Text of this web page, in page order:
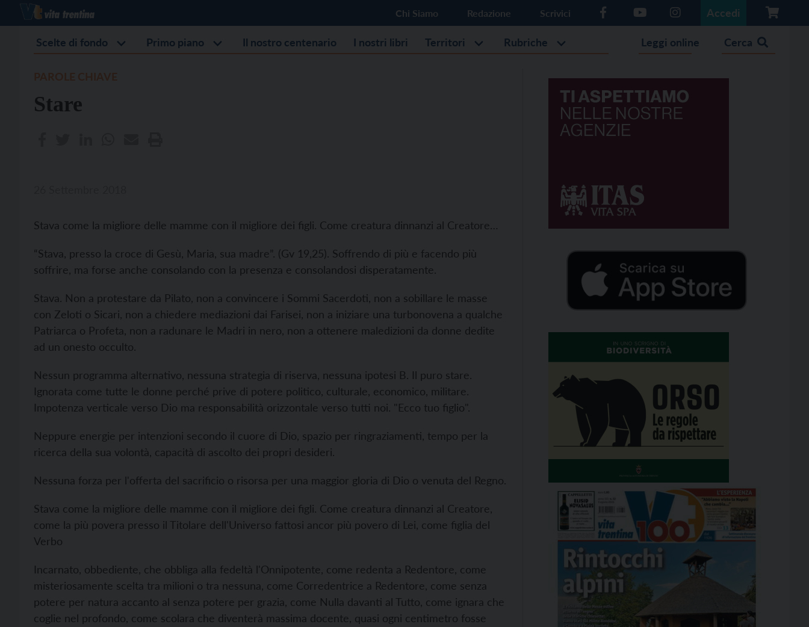
Chi Siamo Redazione Scrivici Accedi
Scelte di fondo Primo piano Il nostro centenario I nostri libri Territori Rubriche Leggi online Cerca
Stare
Stava come la migliore delle mamme con il migliore dei figli. Come creatura dinnanzi al Creatore…
“Stava, presso la croce di Gesù, Maria, sua madre”. (Gv 19,25). Soffrendo di più e facendo più
soffrire, ma forse anche consolando con la presenza e consolandosi disperatamente.
Stava. Non a protestare da Pilato, non a convincere i Sommi Sacerdoti, non a sobillare le masse
con Zeloti o Sicari, non a chiedere mediazioni dai Farisei, non a iniziare una turbonovena a qualche
Patriarca o Profeta, non a radunare le Madri in nero, non a ottenere maledizioni da donne dedite
ad un onesto occulto.
Nessun programma alternativo, nessuna strategia di riserva, nessuna ipotesi B. Il puro stare.
Ignorata come tutte le donne perché prive di potere politico, culturale, economico, militare.
Impotenza verticale verso Dio ma responsabilità orizzontale verso tutti noi. "Ecco tuo figlio".
Neppure energie per intenzioni secondo il cuore di Dio, spazio per ringraziamenti, tempo per la
ricerca della sua volontà, capacità di ascolto dei propri desideri.
Nessuna forza per l'offerta del sacrificio o risorsa per una maggior gloria di Dio o venuta del Regno.
Stava come la migliore delle mamme con il migliore dei figli. Come creatura dinnanzi al Creatore,
come la più povera presso il Titolare dell'Universo fattosi ancor più povero di Lei, come figlia del
Verbo
Incarnato, obbediente, che obbliga alla fedeltà l'Onnipotente, come redenta a Redentore, come
misteriosamente scelta tra milioni o tra nessuna, come Corredentrice a Redentore, come senza
potere per natura accanto al senza potere per grazia, come Nulla davanti al Tutto, come ignara che
coglie nel profondo, come scolara che diventerà massima docente, quasi ogni centimetro fosse